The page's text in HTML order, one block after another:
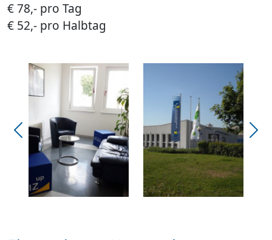
€ 78,- pro Tag
€ 52,- pro Halbtag
Previous